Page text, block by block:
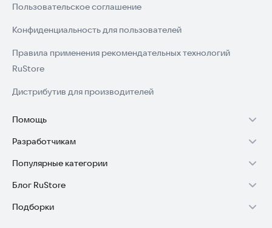
Пользовательское соглашение
Конфиденциальность для пользователей
Правила применения рекомендательных технологий
RuStore
Дистрибутив для производителей
Помощь
Установка RuStore на TV
Установка RuStore на телефон
Установка RuStore в машину
Помощь пользователям RuStore
Разработчикам
Зарабатывать с RuStore
Стать разработчиком
Доступ к RuStore Консоль
Популярные категории
Игры для Android
Приложения банков
Блог RuStore
Обзоры игр для Android 2025
Подборки